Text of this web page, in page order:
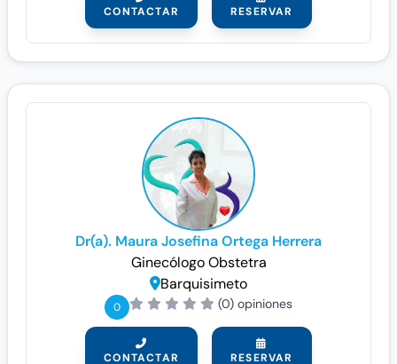
CONTACTAR RESERVAR
Dr(a). Maura Josefina Ortega Herrera
GinecólogoObstetra
Barquisimeto
0 (0) opiniones
CONTACTAR RESERVAR